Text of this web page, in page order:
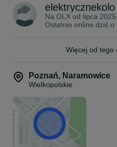
elektrycznekolo
Na OLX od lipca 2025
Ostatnio online dziś o
Więcej od tego
Poznań, Naramowice
Wielkopolskie